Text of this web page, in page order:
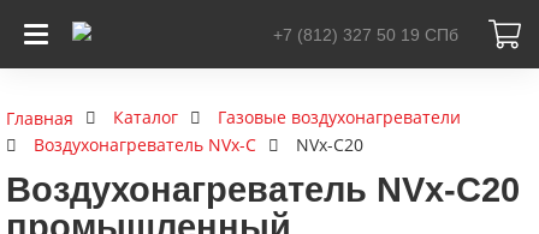
+7 (812) 327 50 19 СПб
Главная Каталог
Газовые воздухонагреватели
Воздухонагреватель NVx-C
NVx-C20
Воздухонагреватель NVx-C20